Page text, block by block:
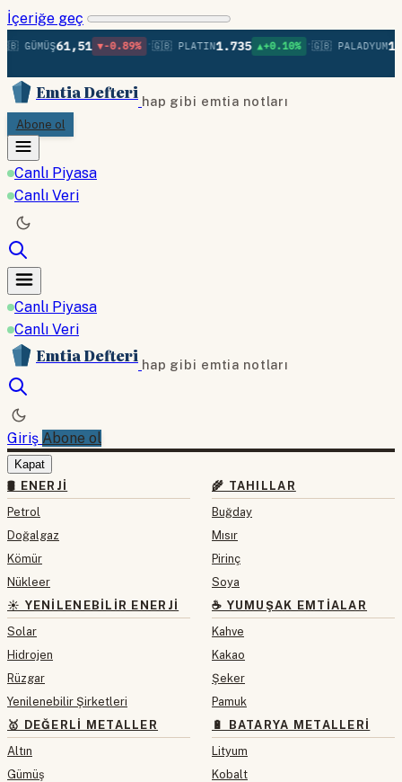
İçeriğe geç
GÜMÜŞ61,51 ▼-0.89% •🇬🇧 PLATIN1.735 ▲+0.10% •🇬🇧 PALADYUM
Emtia Defteri hap gibi emtia notları
Abone ol
Canlı Piyasa
Canlı Veri
Canlı Piyasa
Canlı Veri
Emtia Defteri hap gibi emtia notları
Giriş Abone ol
Kapat
🛢 ENERJI
Petrol
Doğalgaz
Kömür
Nükleer
☀️ YENILENEBILIR ENERJI
Solar
Hidrojen
Rüzgar
Yenilenebilir Şirketleri
🥇 DEĞERLI METALLER
Altın
Gümüş
🌾 TAHILLAR
Buğday
Mısır
Pirinç
Soya
☕ YUMUŞAK EMTIALAR
Kahve
Kakao
Şeker
Pamuk
🔋 BATARYA METALLERI
Lityum
Kobalt